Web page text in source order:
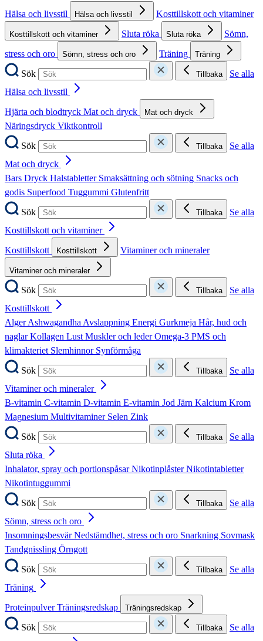
Hälsa och livsstil
Hälsa och livsstil Kosttillskott och vitaminer
Kosttillskott och vitaminer Sluta röka Sluta röka
Sömn,
stress och oro
Sömn, stress och oro Träning Träning
Sök Tillbaka
Se alla
Hälsa och livsstil
Hjärta och blodtryck Mat och dryck Mat och dryck
Näringsdryck Viktkontroll
Sök
Tillbaka
Se alla
Mat och dryck
Bars Dryck Halstabletter Smaksättning och sötning Snacks och
godis Superfood Tuggummi Glutenfritt
Sök
Tillbaka
Se alla
Kosttillskott och vitaminer
Kosttillskott
Kosttillskott Vitaminer och mineraler
Vitaminer och mineraler
Sök Tillbaka
Se alla
Kosttillskott
AlgerAshwagandhaAvslappning Energi Gurkmeja Hår, hud och
naglarKollagen LustMuskler och lederOmega-3 PMS och
klimakteriet Slemhinnor Synförmåga
Sök
Tillbaka
Se alla
Vitaminer och mineraler
B-vitamin C-vitamin D-vitamin E-vitamin Jod Järn Kalcium Krom
Magnesium Multivitaminer Selen Zink
Sök
Tillbaka
Se alla
Sluta röka
Inhalator, spray och portionspåsarNikotinplåsterNikotintabletter
Nikotintuggummi
Sök
Tillbaka
Se alla
Sömn, stress och oro
InsomningsbesvärNedstämdhet, stress och oro Snarkning Sovmask
Tandgnissling Örngott
Sök
Tillbaka
Se alla
Träning
ProteinpulverTräningsredskap Träningsredskap
Sök Tillbaka
Se alla